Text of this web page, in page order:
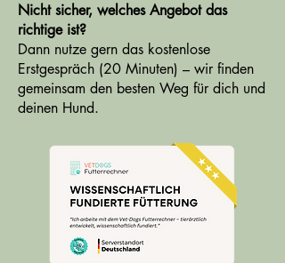
Nicht sicher, welches Angebot das
richtige ist?
Dann nutze gern das kostenlose
Erstgespräch (20 Minuten) – wir finden
gemeinsam den besten Weg für dich und
deinen Hund.